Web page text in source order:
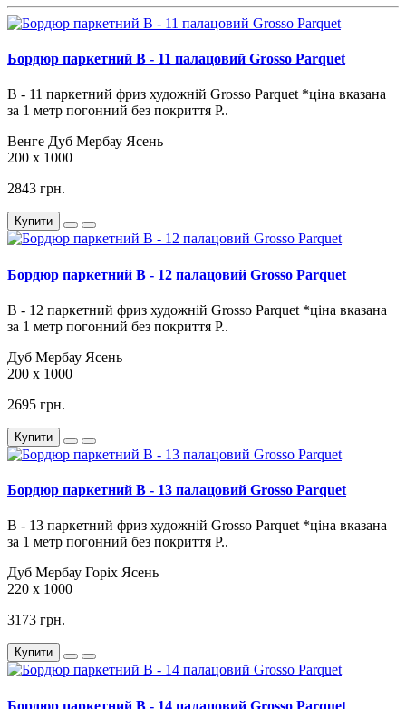
Бордюр паркетний B - 11 палацовий Grosso Parquet
В - 11 паркетний фриз художній Grosso Parquet *ціна вказана
за 1 метр погонний без покриття Р..
Венге Дуб Мербау Ясень
200 х 1000
2843 грн.
Купити
Бордюр паркетний B - 12 палацовий Grosso Parquet
В - 12 паркетний фриз художній Grosso Parquet *ціна вказана
за 1 метр погонний без покриття Р..
Дуб Мербау Ясень
200 х 1000
2695 грн.
Купити
Бордюр паркетний B - 13 палацовий Grosso Parquet
В - 13 паркетний фриз художній Grosso Parquet *ціна вказана
за 1 метр погонний без покриття Р..
Дуб Мербау Горіх Ясень
220 х 1000
3173 грн.
Купити
Бордюр паркетний B - 14 палацовий Grosso Parquet